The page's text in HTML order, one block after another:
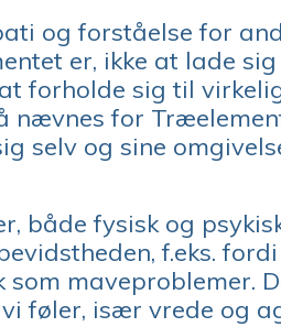
og forståelse for
er, ikke at lade
forholde sig til
nævnes for
selv og sine
både fysisk og
f.eks.
maveproblemer.
føler, især vrede og